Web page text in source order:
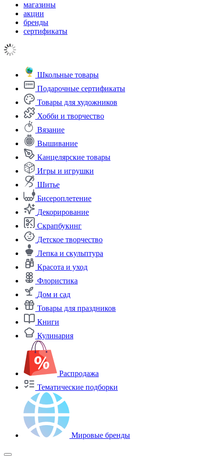
магазины
акции
бренды
сертификаты
Школьные товары
Подарочные сертификаты
Товары для художников
Хобби и творчество
Вязание
Вышивание
Канцелярские товары
Игры и игрушки
Шитье
Бисероплетение
Декорирование
Скрапбукинг
Детское творчество
Лепка и скульптура
Красота и уход
Флористика
Дом и сад
Товары для праздников
Книги
Кулинария
Распродажа
Тематические подборки
Мировые бренды